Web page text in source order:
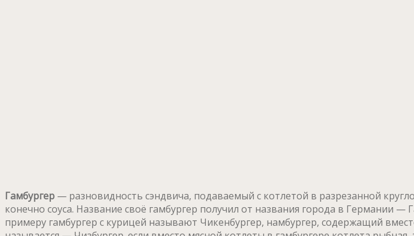
Гамбургер — разновидность сэндвича, подаваемый с котлетой в разрезанной
конечно соуса. Название своё гамбургер получил от названия города в Германии
примеру гамбургер с курицей называют Чикенбургер, намбургер, содержащий